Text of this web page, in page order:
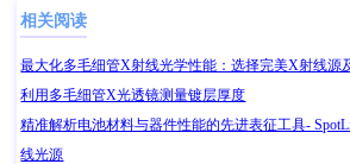
相关阅读
最大化多毛细管X射线光学性能：选择完美X射线源
利用多毛细管X光透镜测量镀层厚度
精准解析电池材料与器件性能的先进表征工具-
线光源